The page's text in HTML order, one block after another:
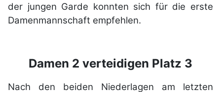
der jungen Garde konnten sich für die erste
Damenmannschaft empfehlen.
Damen 2 verteidigen Platz 3
Nach den beiden Niederlagen am letzten